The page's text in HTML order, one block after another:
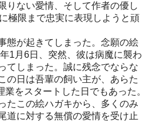
りない愛情、そして作者の優し
極限まで忠実に表現しようと頑
態が起きてしまった。念願の絵
1月6日、突然、彼は病魔に襲わ
てしまった。誠に残念でならな
の日は吾輩の飼い主が、あらた
をスタートした日でもあった。
たこの絵ハガキから、多くのみ
道に対する無償の愛情を受け止